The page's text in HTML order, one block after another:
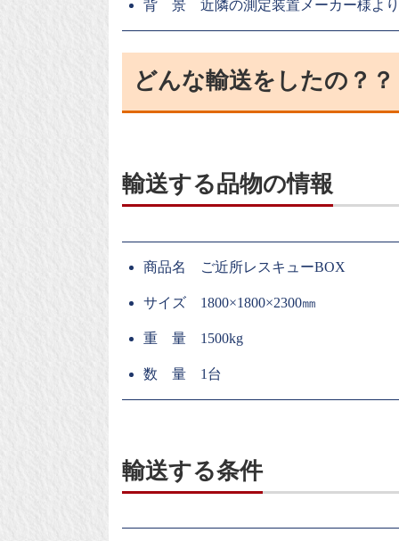
背 景 近隣の測定装置メーカー様より
どんな輸送をしたの？？
輸送する品物の情報
商品名 ご近所レスキューBOX
サイズ 1800×1800×2300㎜
重 量 1500kg
数 量 1台
輸送する条件